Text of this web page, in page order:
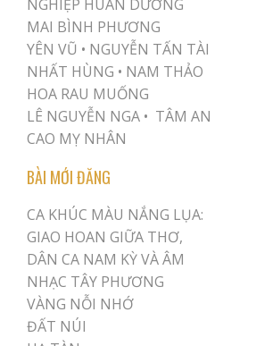
NGHIỆP HUÂN DƯƠNG
MAI BÌNH PHƯƠNG
YÊN VŨ • NGUYỄN TẤN TÀI
NHẤT HÙNG • NAM THẢO
HOA RAU MUỐNG
LÊ NGUYỄN NGA • TÂM AN
CAO MỴ NHÂN
BÀI MỚI ĐĂNG
CA KHÚC MÀU NẮNG LỤA:
GIAO HOAN GIỮA THƠ,
DÂN CA NAM KỲ VÀ ÂM
NHẠC TÂY PHƯƠNG
VÀNG NỖI NHỚ
ĐẤT NÚI